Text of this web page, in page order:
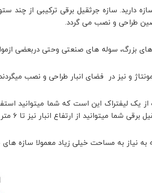
دارید. سازه جرثقیل برقی ترکیبی از
طراحی و نصب می گردد.
های بزرگ، سوله های صنعتی وحتی دربعضی
و نیز در فضای انبار طراحی و نصب
از یک لیفتراک این است که شما میتوانید
انبار نیز تا ۶ متر ودر بعضی ازموارد تا۹ متر استفاده کنید.
نیاز به مساحت خیلی زیاد معمولا سازه